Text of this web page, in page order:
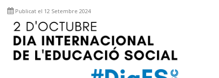
Publicat el 12 Setembre 2024